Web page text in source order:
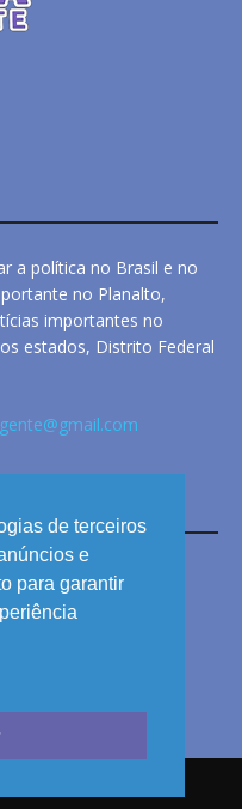
de terceiros
e
para garantir
a política no Brasil e no
no Planalto,
importantes no
estados, Distrito Federal